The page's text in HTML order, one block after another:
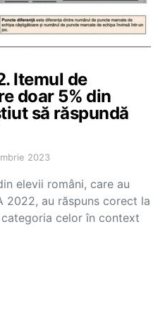
Itemul de
doar 5% din
să răspundă
2023
elevii români, care au
2022, au răspuns corect la
celor în context